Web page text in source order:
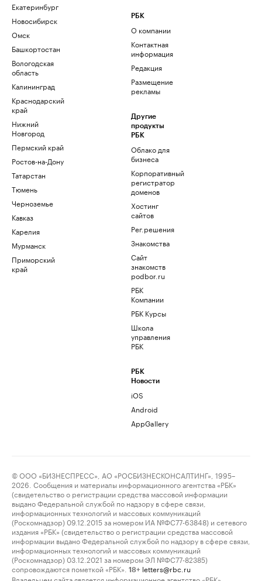
Екатеринбург
Новосибирск
Омск
Башкортостан
Вологодская
область
Калининград
Краснодарский
край
Нижний
Новгород
Пермский край
Ростов-на-Дону
Татарстан
Тюмень
Черноземье
Кавказ
Карелия
Мурманск
Приморский
край
РБК
О компании
Контактная
информация
Редакция
Размещение
рекламы
Другие
продукты
РБК
Облако для
бизнеса
Корпоративный
регистратор
доменов
Хостинг
сайтов
Рег.решения
Знакомства
Сайт
знакомств
podbor.ru
РБК
Компании
РБК Курсы
Школа
управления
РБК
РБК
Новости
iOS
Android
AppGallery
© ООО «БИЗНЕСПРЕСС», АО «РОСБИЗНЕСКОНСАЛТИНГ», 1995–
2026. Сообщения и материалы информационного агентства «РБК»
(свидетельство о регистрации средства массовой информации
выдано Федеральной службой по надзору в сфере связи,
информационных технологий и массовых коммуникаций
(Роскомнадзор) 09.12.2015 за номером ИА №ФС77-63848) и сетевого
издания «РБК» (свидетельство о регистрации средства массовой
информации выдано Федеральной службой по надзору в сфере связи,
информационных технологий и массовых коммуникаций
(Роскомнадзор) 03.12.2021 за номером ЭЛ №ФС77-82385)
сопровождаются пометкой «РБК».
18+ letters@rbc.ru